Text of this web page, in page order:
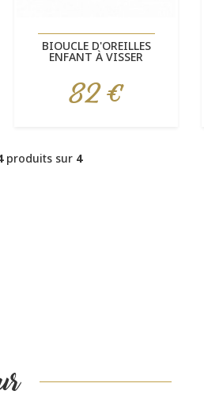
Aperçu rapide
BIOUCLE D'OREILLES
ENFANT À VISSER
Prix
82 €
produits sur 4